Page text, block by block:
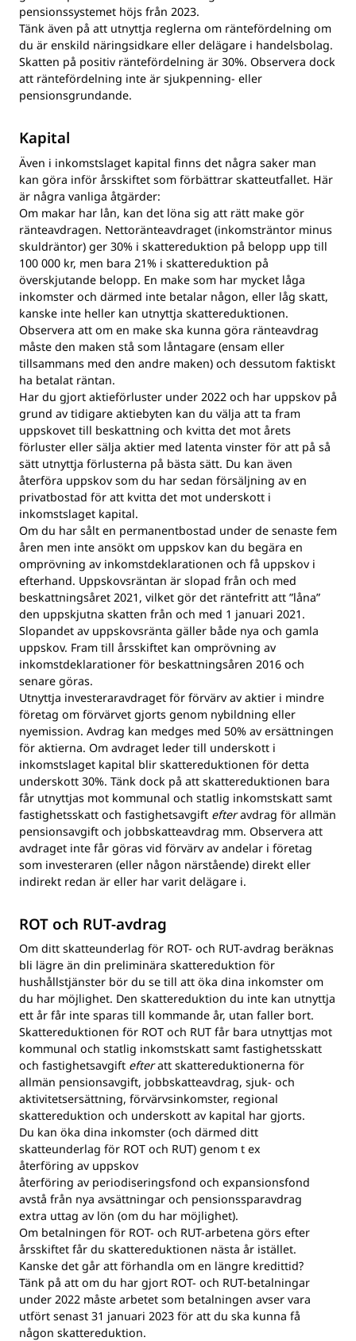
pensionssystemet höjs från 2023.
Tänk även på att utnyttja reglerna om räntefördelning om
du är enskild näringsidkare eller delägare i handelsbolag.
Skatten på positiv räntefördelning är 30%. Observera dock
att räntefördelning inte är sjukpenning- eller
pensionsgrundande.
Kapital
Även i inkomstslaget kapital finns det några saker man
kan göra inför årsskiftet som förbättrar skatteutfallet. Här
är några vanliga åtgärder:
Om makar har lån, kan det löna sig att rätt make gör
ränteavdragen. Nettoränteavdraget (inkomsträntor minus
skuldräntor) ger 30% i skattereduktion på belopp upp till
100 000 kr, men bara 21% i skattereduktion på
överskjutande belopp. En make som har mycket låga
inkomster och därmed inte betalar någon, eller låg skatt,
kanske inte heller kan utnyttja skattereduktionen.
Observera att om en make ska kunna göra ränteavdrag
måste den maken stå som låntagare (ensam eller
tillsammans med den andre maken) och dessutom faktiskt
ha betalat räntan.
Har du gjort aktieförluster under 2022 och har uppskov på
grund av tidigare aktiebyten kan du välja att ta fram
uppskovet till beskattning och kvitta det mot årets
förluster eller sälja aktier med latenta vinster för att på så
sätt utnyttja förlusterna på bästa sätt. Du kan även
återföra uppskov som du har sedan försäljning av en
privatbostad för att kvitta det mot underskott i
inkomstslaget kapital.
Om du har sålt en permanentbostad under de senaste fem
åren men inte ansökt om uppskov kan du begära en
omprövning av inkomstdeklarationen och få uppskov i
efterhand. Uppskovsräntan är slopad från och med
beskattningsåret 2021, vilket gör det räntefritt att ”låna”
den uppskjutna skatten från och med 1 januari 2021.
Slopandet av uppskovsränta gäller både nya och gamla
uppskov. Fram till årsskiftet kan omprövning av
inkomstdeklarationer för beskattningsåren 2016 och
senare göras.
Utnyttja investeraravdraget för förvärv av aktier i mindre
företag om förvärvet gjorts genom nybildning eller
nyemission. Avdrag kan medges med 50% av ersättningen
för aktierna. Om avdraget leder till underskott i
inkomstslaget kapital blir skattereduktionen för detta
underskott 30%. Tänk dock på att skattereduktionen bara
får utnyttjas mot kommunal och statlig inkomstskatt samt
fastighetsskatt och fastighetsavgift efteravdrag för allmän
pensionsavgift och jobbskatteavdrag mm. Observera att
avdraget inte får göras vid förvärv av andelar i företag
som investeraren (eller någon närstående) direkt eller
indirekt redan är eller har varit delägare i.
ROT och RUT-avdrag
Om ditt skatteunderlag för ROT- och RUT-avdrag beräknas
bli lägre än din preliminära skattereduktion för
hushållstjänster bör du se till att öka dina inkomster om
du har möjlighet. Den skattereduktion du inte kan utnyttja
ett år får inte sparas till kommande år, utan faller bort.
Skattereduktionen för ROT och RUT får bara utnyttjas mot
kommunal och statlig inkomstskatt samt fastighetsskatt
och fastighetsavgift efteratt skattereduktionerna för
allmän pensionsavgift, jobbskatteavdrag, sjuk- och
aktivitetsersättning, förvärvsinkomster, regional
skattereduktion och underskott av kapital har gjorts.
Du kan öka dina inkomster (och därmed ditt
skatteunderlag för ROT och RUT) genom t ex
återföring av uppskov
återföring av periodiseringsfond och expansionsfond
avstå från nya avsättningar och pensionssparavdrag
extra uttag av lön (om du har möjlighet).
Om betalningen för ROT- och RUT-arbetena görs efter
årsskiftet får du skattereduktionen nästa år istället.
Kanske det går att förhandla om en längre kredittid?
Tänk på att om du har gjort ROT- och RUT-betalningar
under 2022 måste arbetet som betalningen avser vara
utfört senast 31 januari 2023 för att du ska kunna få
någon skattereduktion.